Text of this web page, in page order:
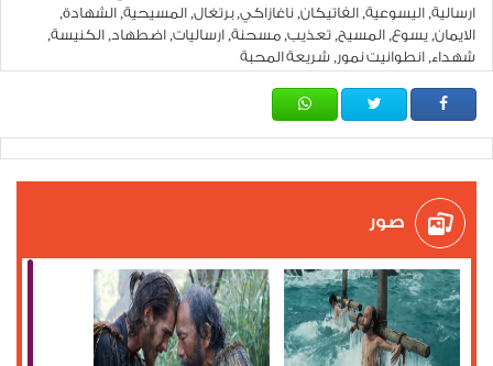
ارسالية, اليسوعية, الفاتيكان, ناغازاكي,برتغال, المسيحية, الشهادة,
الايمان, يسوع, المسيح, تعذيب, مسحنة, ارساليات, اضطهاد, الكنيسة,
شهداء, انطوانيت نمور, شريعة المحبة
صور